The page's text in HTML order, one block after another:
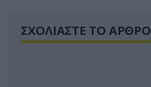
ΣΧΟΛΙΑΣΤΕ ΤΟ ΑΡΘΡΟ